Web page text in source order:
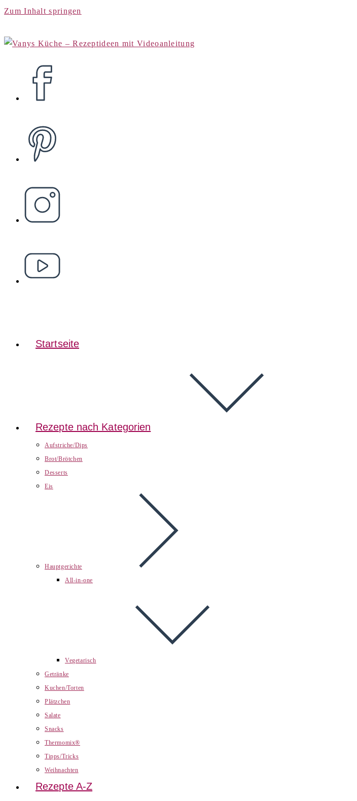
Zum Inhalt springen
Startseite
Rezepte nach Kategorien
Aufstriche/Dips
Brot/Brötchen
Desserts
Eis
Hauptgerichte
All-in-one
Vegetarisch
Getränke
Kuchen/Torten
Plätzchen
Salate
Snacks
Thermomix®
Tipps/Tricks
Weihnachten
Rezepte A-Z